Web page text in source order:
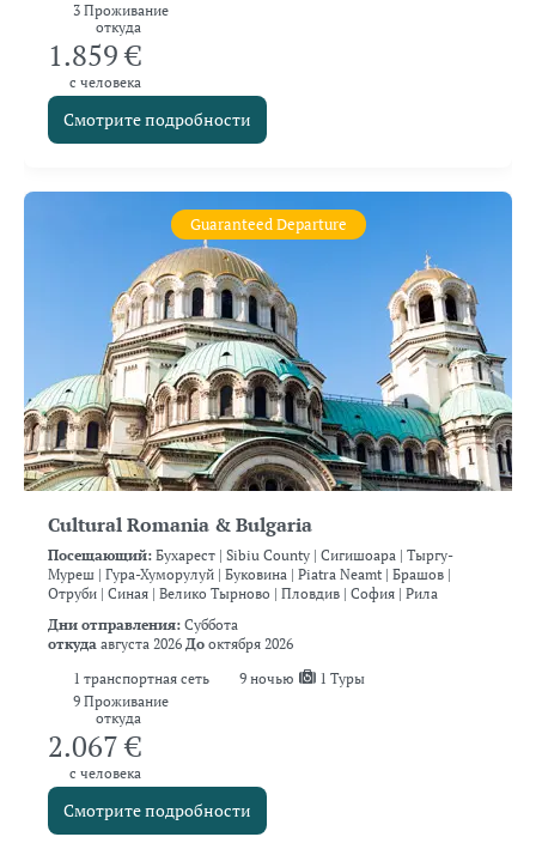
3 Проживание
откуда
1.859 €
с человека
Смотрите подробности
Guaranteed Departure
Cultural Romania & Bulgaria
Посещающий: Бухарест | Sibiu County | Сигишоара | Тыргу-
Муреш | Гура-Хуморулуй | Буковина | Piatra Neamt | Брашов |
Отруби | Синая | Велико Тырново | Пловдив | София | Рила
Дни отправления: Суббота
откуда августа 2026 До октября 2026
1 транспортная сеть 9 ночью
1 Туры
9 Проживание
откуда
2.067 €
с человека
Смотрите подробности